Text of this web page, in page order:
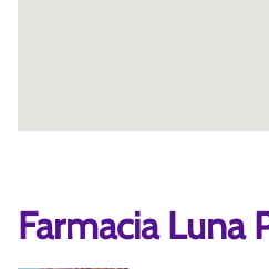
Farmacia Luna